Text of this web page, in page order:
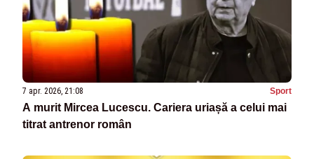
7 apr. 2026, 21:08 Sport
A murit Mircea Lucescu. Cariera uriașă a celui mai
titrat antrenor român